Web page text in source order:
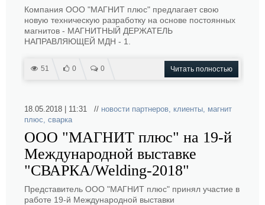
Компания ООО "МАГНИТ плюс" предлагает свою
новую техническую разработку на основе постоянных
магнитов - МАГНИТНЫЙ ДЕРЖАТЕЛЬ
НАПРАВЛЯЮЩЕЙ МДН - 1.
51 0 0 Читать полностью
18.05.2018 | 11:31 // новости партнеров, клиенты, магнит
плюс, сварка
ООО "МАГНИТ плюс" на 19-й
Международной выставке
"СВАРКА/Welding-2018"
Представитель ООО "МАГНИТ плюс" принял участие в
работе 19-й Международной выставки